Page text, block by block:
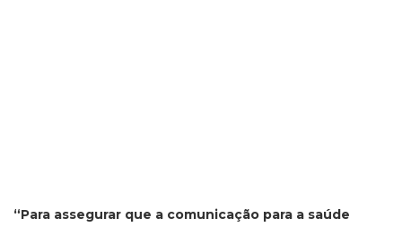
“Para assegurar que a comunicação para a saúde